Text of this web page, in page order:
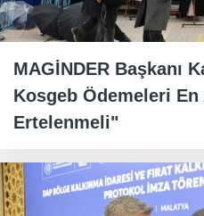
MAGİNDER Başkanı
Kosgeb Ödemeleri En
Ertelenmeli"